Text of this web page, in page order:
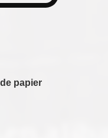
papier